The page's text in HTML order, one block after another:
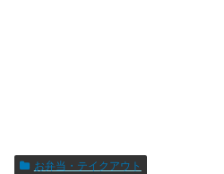
お弁当・テイクアウト